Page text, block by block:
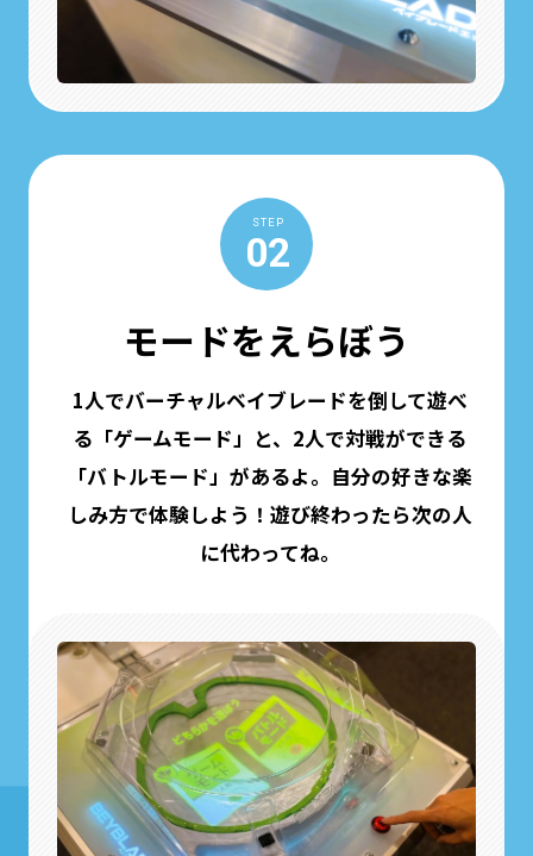
STEP
02
モードをえらぼう
1人でバーチャルベイブレードを倒して遊べ
る「ゲームモード」と、2人で対戦ができる
「バトルモード」があるよ。自分の好きな楽
しみ方で体験しよう！遊び終わったら次の人
に代わってね。